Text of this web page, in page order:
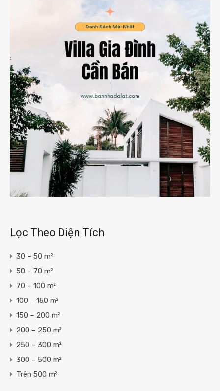
Lọc Theo Diện Tích
30 – 50 m²
50 – 70 m²
70 – 100 m²
100 – 150 m²
150 – 200 m²
200 – 250 m²
250 – 300 m²
300 – 500 m²
Trên 500 m²